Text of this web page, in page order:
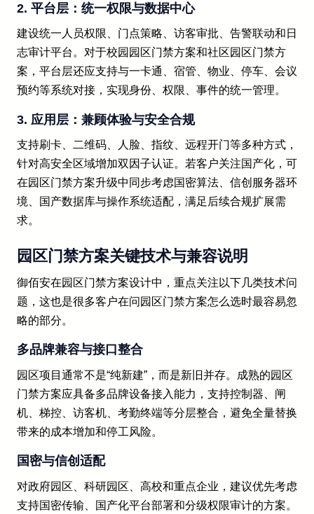
2. 平台层：统一权限与数据中心
建设统一人员权限、门点策略、访客审批、告警联动和日
志审计平台。对于校园园区门禁方案和社区园区门禁方
案，平台层还应支持与一卡通、宿管、物业、停车、会议
预约等系统对接，实现身份、权限、事件的统一管理。
3. 应用层：兼顾体验与安全合规
支持刷卡、二维码、人脸、指纹、远程开门等多种方式，
针对高安全区域增加双因子认证。若客户关注国产化，可
在园区门禁方案升级中同步考虑国密算法、信创服务器环
境、国产数据库与操作系统适配，满足后续合规扩展需
求。
园区门禁方案关键技术与兼容说明
御佰安在园区门禁方案设计中，重点关注以下几类技术问
题，这也是很多客户在问园区门禁方案怎么选时最容易忽
略的部分。
多品牌兼容与接口整合
园区项目通常不是“纯新建”，而是新旧并存。成熟的园区
门禁方案应具备多品牌设备接入能力，支持控制器、闸
机、梯控、访客机、考勤终端等分层整合，避免全量替换
带来的成本增加和停工风险。
国密与信创适配
对政府园区、科研园区、高校和重点企业，建议优先考虑
支持国密传输、国产化平台部署和分级权限审计的方案。